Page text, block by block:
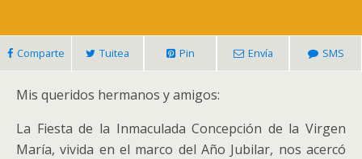
Comparte Tuitea Pin Envía SMS
Mis queridos hermanos y amigos:
La Fiesta de la Inmaculada Concepción de la Virgen
María, vivida en el marco del Año Jubilar, nos acercó